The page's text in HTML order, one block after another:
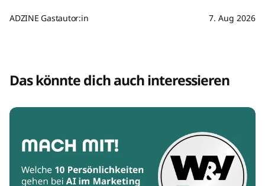
ADZINE Gastautor:in 7. Aug 2026
Das könnte dich auch interessieren